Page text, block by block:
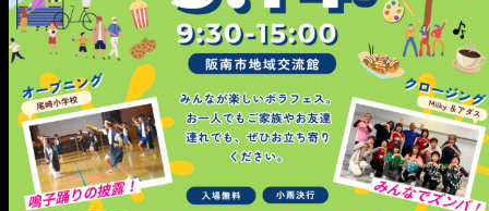
メ
イ
ン
コ
ン